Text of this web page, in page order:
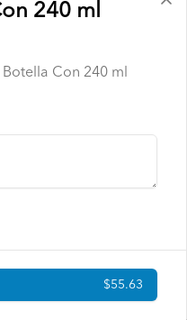
Fresh 48h en spray Lata
175 g
240 ml
Con 240 ml
$55.63